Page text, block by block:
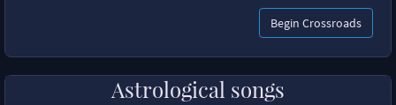
Begin Crossroads
Astrological songs